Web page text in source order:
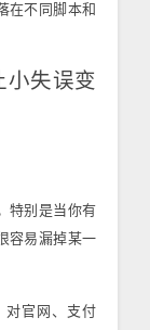
在不同脚本和
小失误变
特别是当你有
容易漏掉某一
对官网、支付